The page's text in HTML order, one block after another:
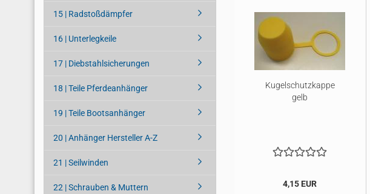
Kugelschutzkappe
gelb
4,15 EUR
15 | Radstoßdämpfer
16 | Unterlegkeile
17 | Diebstahlsicherungen
18 | Teile Pferdeanhänger
19 | Teile Bootsanhänger
20 | Anhänger Hersteller A-Z
21 | Seilwinden
22 | Schrauben & Muttern